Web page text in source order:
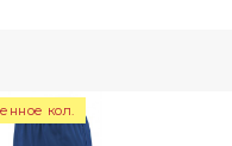
кол.